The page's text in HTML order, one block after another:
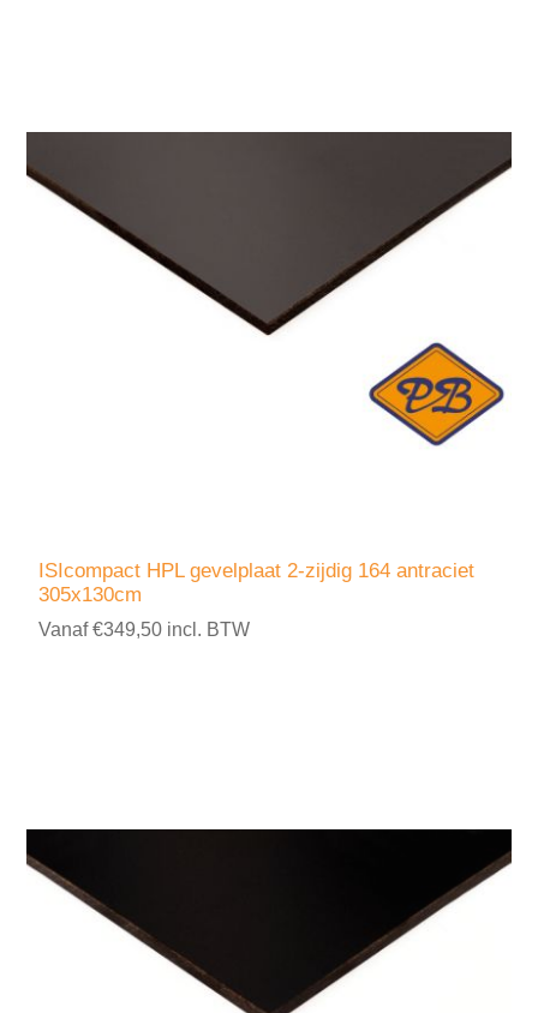
ISIcompact HPL gevelplaat 2-zijdig 164 antraciet
305x130cm
Vanaf €349,50 incl. BTW